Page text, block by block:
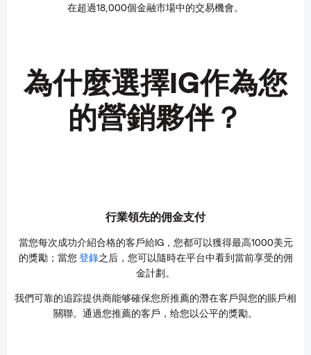
在超過18,000個金融市場中的交易機會。
為什麼選擇IG作為您
的營銷夥伴？
行業領先的佣金支付
當您每次成功介紹合格的客戶給IG，您都可以獲得最高1000美元
的獎勵；當您登錄之后，您可以隨時在平台中看到當前享受的佣
金計劃。
我們可靠的追踪提供商能够確保您所推薦的潛在客戶與您的賬戶相
關聯。通過您推薦的客戶，给您以公平的獎勵。